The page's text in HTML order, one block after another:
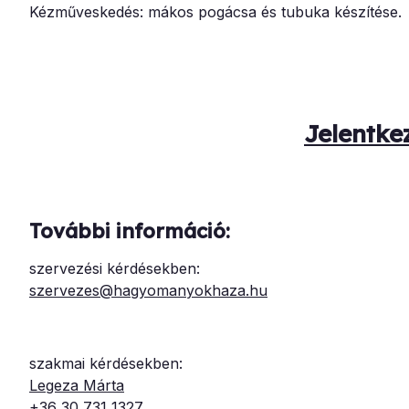
Kézműveskedés: mákos pogácsa és tubuka készítése.
További információ:
szervezési kérdésekben:
szervezes@hagyomanyokhaza.hu
szakmai kérdésekben:
Legeza Márta